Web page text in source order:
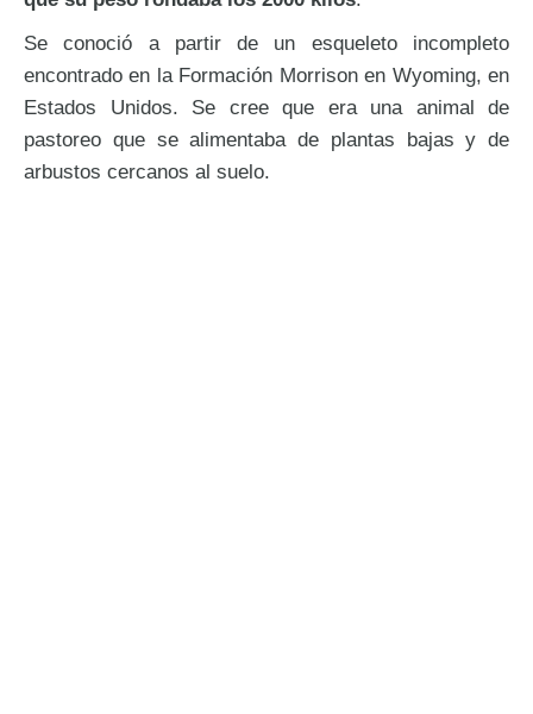
Se conoció a partir de un esqueleto incompleto
encontrado en la Formación Morrison en Wyoming, en
Estados Unidos. Se cree que era una animal de
pastoreo que se alimentaba de plantas bajas y de
arbustos cercanos al suelo.